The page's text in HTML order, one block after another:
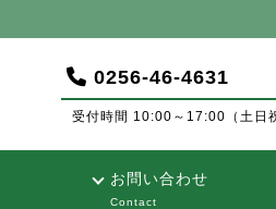
0256-46-4631
受付時間 10:00～17:00（土日
お問い合わせ
Contact